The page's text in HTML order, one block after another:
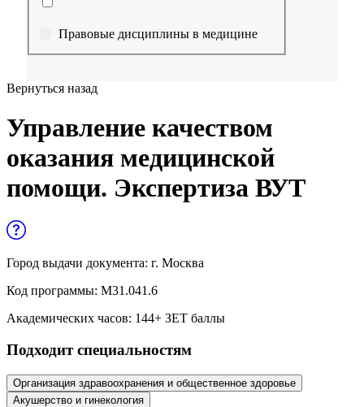
Правовые дисциплины в медицине
медицине
Здравоохранение и медицинские
науки
Социология и социальная работа
и служащих
История и археология
Психологические науки
Вернуться назад
Управление качеством
оказания медицинской
помощи. Экспертиза ВУТ
Город выдачи документа: г. Москва
Код программы: М31.041.6
Академических часов: 144+ ЗЕТ баллы
Подходит специальностям
Организация здравоохранения и общественное здоровье
Акушерство и гинекология